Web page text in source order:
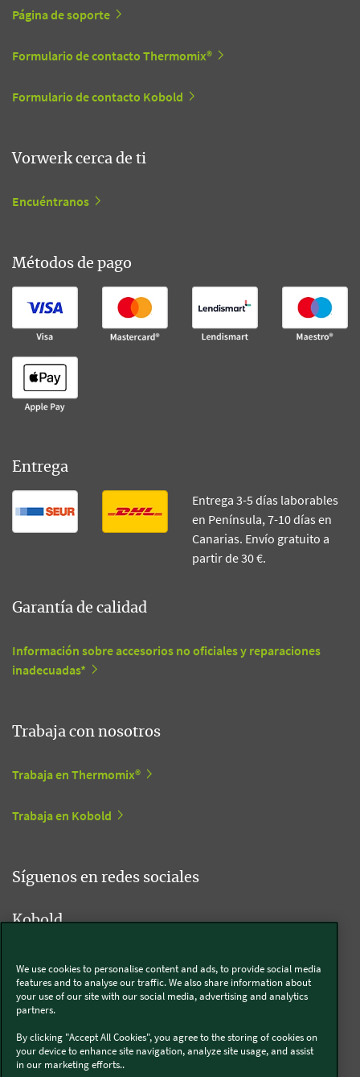
Página de soporte
Formulario de contacto Thermomix®
Formulario de contacto Kobold
Vorwerk cerca de ti
Encuéntranos
Métodos de pago
Entrega
Entrega 3-5 días laborables
en Península, 7-10 días en
Canarias. Envío gratuito a
partir de 30 €.
Garantía de calidad
Información sobre accesorios no oficiales y reparaciones
inadecuadas*
Trabaja con nosotros
Trabaja en Thermomix®
Trabaja en Kobold
Síguenos en redes sociales
Kobold
Thermomix®
We use cookies to personalise content and ads, to provide social media
features and to analyse our traffic. We also share information about
your use of our site with our social media, advertising and analytics
partners.
By clicking "Accept All Cookies", you agree to the storing of cookies on
your device to enhance site navigation, analyze site usage, and assist
in our marketing efforts..